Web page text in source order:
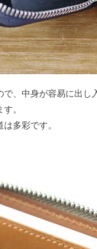
、中身が容易に出し
。
は多彩です。